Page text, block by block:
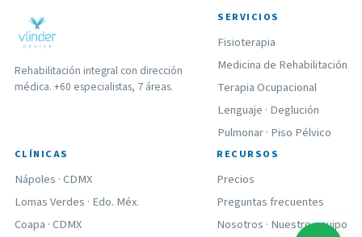
Rehabilitación integral con dirección
médica. +60 especialistas, 7 áreas.
SERVICIOS
Fisioterapia
Medicina de Rehabilitación
Terapia Ocupacional
Lenguaje · Deglución
Pulmonar· Piso Pélvico
CLÍNICAS
Nápoles · CDMX
Lomas Verdes · Edo. Méx.
Coapa · CDMX
RECURSOS
Precios
Preguntas frecuentes
Nosotros · Nuestro equipo